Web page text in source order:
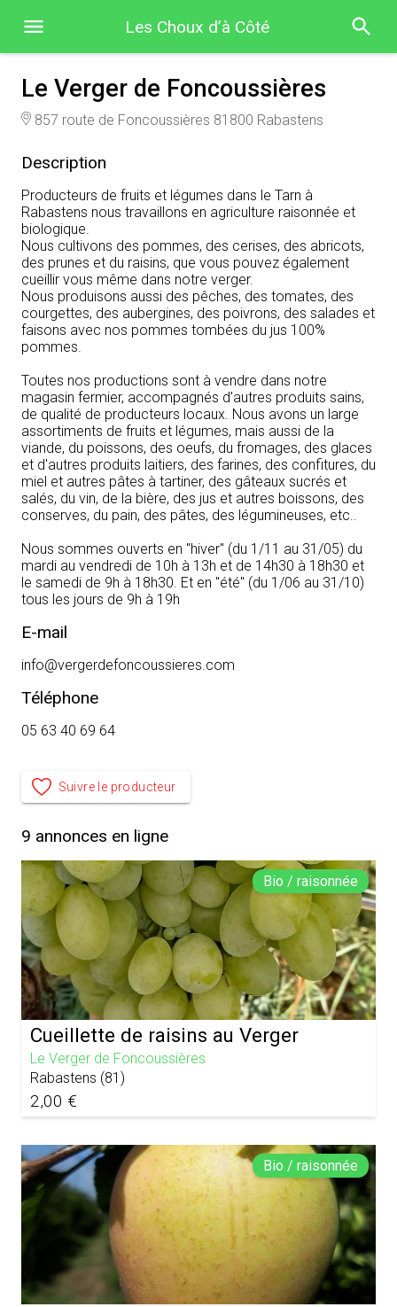
Les Choux d’à Côté
Le Verger de Foncoussières
857 route de Foncoussières 81800 Rabastens
Description
Producteurs de fruits et légumes dans le Tarn à
Rabastens nous travaillons en agriculture raisonnée et
biologique.
Nous cultivons des pommes, des cerises, des abricots,
des prunes et du raisins, que vous pouvez également
cueillir vous même dans notre verger.
Nous produisons aussi des pêches, des tomates, des
courgettes, des aubergines, des poivrons, des salades et
faisons avec nos pommes tombées du jus 100%
pommes.
Toutes nos productions sont à vendre dans notre
magasin fermier, accompagnés d'autres produits sains,
de qualité de producteurs locaux. Nous avons un large
assortiments de fruits et légumes, mais aussi de la
viande, du poissons, des oeufs, du fromages, des glaces
et d'autres produits laitiers, des farines, des confitures, du
miel et autres pâtes à tartiner, des gâteaux sucrés et
salés, du vin, de la bière, des jus et autres boissons, des
conserves, du pain, des pâtes, des légumineuses, etc..
Nous sommes ouverts en "hiver" (du 1/11 au 31/05) du
mardi au vendredi de 10h à 13h et de 14h30 à 18h30 et
le samedi de 9h à 18h30. Et en "été" (du 1/06 au 31/10)
tous les jours de 9h à 19h
E-mail
info@vergerdefoncoussieres.com
Téléphone
05 63 40 69 64
Suivre le producteur
9 annonces en ligne
Bio / raisonnée
Cueillette de raisins au Verger
Le Verger de Foncoussières
Rabastens (81 )
2,00 €
Bio / raisonnée